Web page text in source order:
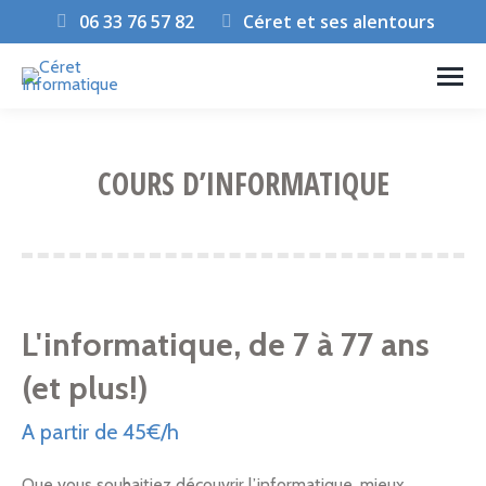
06 33 76 57 82 Céret et ses alentours
COURS D’INFORMATIQUE
L'informatique, de 7 à 77 ans
(et plus!)
A partir de 45€/h